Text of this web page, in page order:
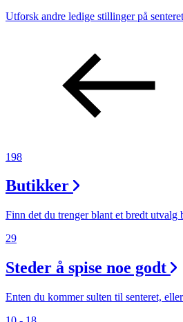
Utforsk andre ledige stillinger på
198
Butikker
Finn det du trenger blant et bredt utvalg
29
Steder å spise noe godt
Enten du kommer sulten til senteret,